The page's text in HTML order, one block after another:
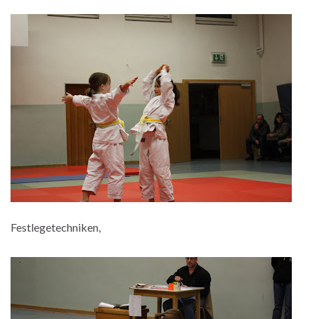
Festlegetechniken,